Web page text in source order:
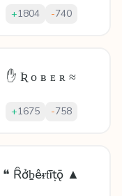
+1804 -740
✋ Ʀ ᴏ ʙ ᴇ ʀ ≈
+1675 -758
❝ Ȓởḇêᵲƭīṭǭ ▲